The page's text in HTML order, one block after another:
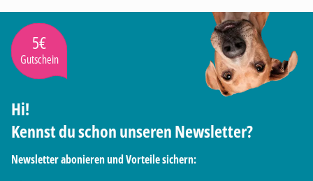
5€
Gutschein
Hi!
Kennst du schon unseren Newsletter?
Newsletter abonieren und Vorteile sichern: